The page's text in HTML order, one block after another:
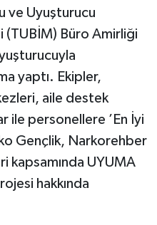
ve Uyuşturucu
(TUBİM) Büro Amirliği
yaptı. Ekipler,
aile destek
ile personellere ’En İyi
Gençlik, Narkorehber
kapsamında UYUMA
hakkında